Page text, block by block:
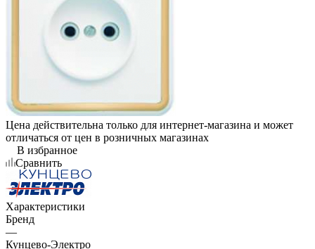
Цена действительна только для интернет-магазина и может
отличаться от цен в розничных магазинах
В избранное
Сравнить
Характеристики
Бренд
—
Кунцево-Электро